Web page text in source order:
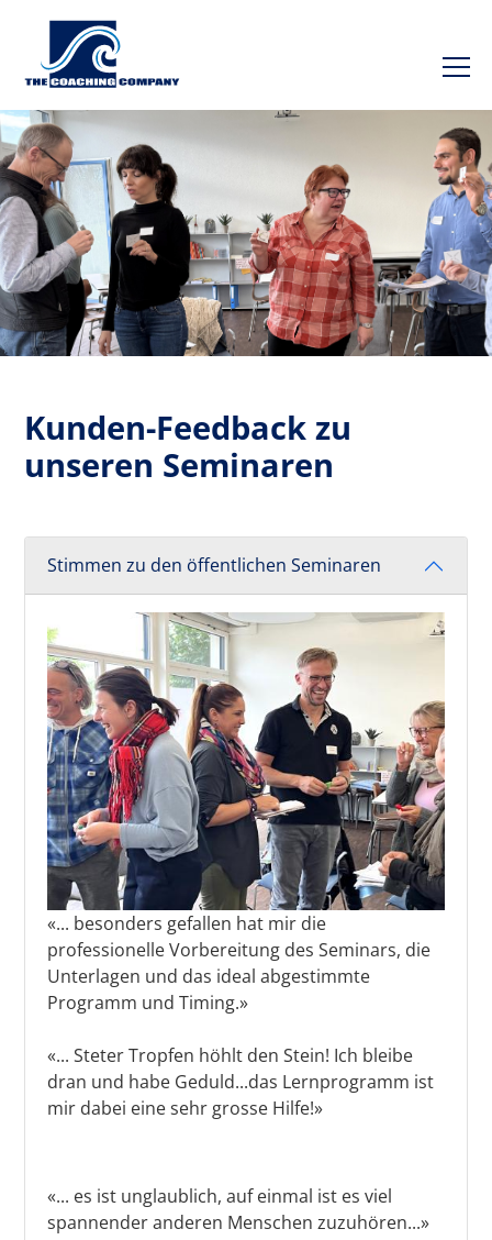
Kunden-Feedback zu
unseren Seminaren
Stimmen zu den öffentlichen Seminaren
«... besonders gefallen hat mir die
professionelle Vorbereitung des Seminars, die
Unterlagen und das ideal abgestimmte
Programm und Timing.»
«... Steter Tropfen höhlt den Stein! Ich bleibe
dran und habe Geduld...das Lernprogramm ist
mir dabei eine sehr grosse Hilfe!»
«... es ist unglaublich, auf einmal ist es viel
spannender anderen Menschen zuzuhören...»